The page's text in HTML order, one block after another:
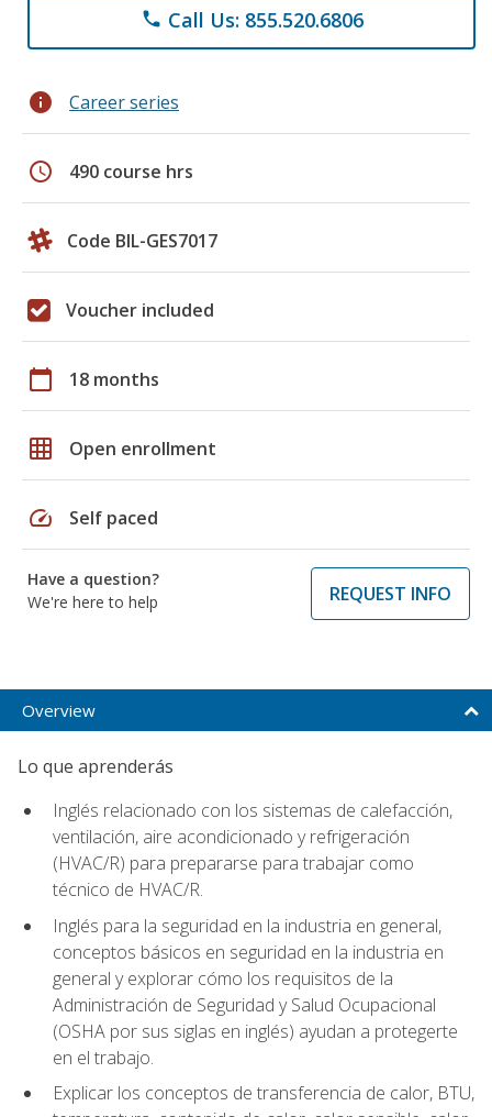
phone Call Us: 855.520.6806
info Career series
schedule 490 course hrs
Code BIL-GES7017
Voucher included
calendar_today 18 months
grid_on Open enrollment
speed Self paced
Have a question?
We're here to help
REQUEST INFO
Overview
Lo que aprenderás
Inglés relacionado con los sistemas de calefacción,
ventilación, aire acondicionado y refrigeración
(HVAC/R) para prepararse para trabajar como
técnico de HVAC/R.
Inglés para la seguridad en la industria en general,
conceptos básicos en seguridad en la industria en
general y explorar cómo los requisitos de la
Administración de Seguridad y Salud Ocupacional
(OSHA por sus siglas en inglés) ayudan a protegerte
en el trabajo.
Explicar los conceptos de transferencia de calor, BTU,